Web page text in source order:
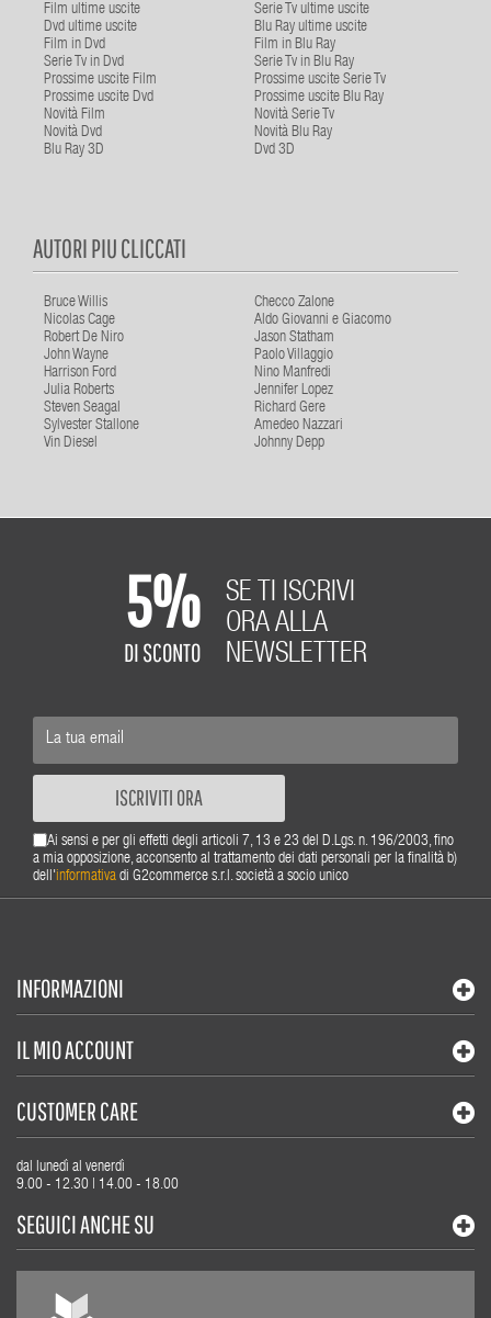
Film ultime uscite
Serie Tv ultime uscite
Dvd ultime uscite
Blu Ray ultime uscite
Film in Dvd
Film in Blu Ray
Serie Tv in Dvd
Serie Tv in Blu Ray
Prossime uscite Film
Prossime uscite Serie Tv
Prossime uscite Dvd
Prossime uscite Blu Ray
Novità Film
Novità Serie Tv
Novità Dvd
Novità Blu Ray
Blu Ray 3D
Dvd 3D
AUTORI PIU CLICCATI
Bruce Willis
Checco Zalone
Nicolas Cage
Aldo Giovanni e Giacomo
Robert De Niro
Jason Statham
John Wayne
Paolo Villaggio
Harrison Ford
Nino Manfredi
Julia Roberts
Jennifer Lopez
Steven Seagal
Richard Gere
Sylvester Stallone
Amedeo Nazzari
Vin Diesel
Johnny Depp
5%
DI SCONTO
SE TI ISCRIVI
ORA ALLA
NEWSLETTER
ISCRIVITI ORA
Ai sensi e per gli effetti degli articoli 7, 13 e 23 del D.Lgs. n. 196/2003, fino
a mia opposizione, acconsento al trattamento dei dati personali per la finalità b)
dell'informativa di G2commerce s.r.l. società a socio unico
INFORMAZIONI
IL MIO ACCOUNT
CUSTOMER CARE
dal lunedì al venerdì
9.00 - 12.30 | 14.00 - 18.00
SEGUICI ANCHE SU